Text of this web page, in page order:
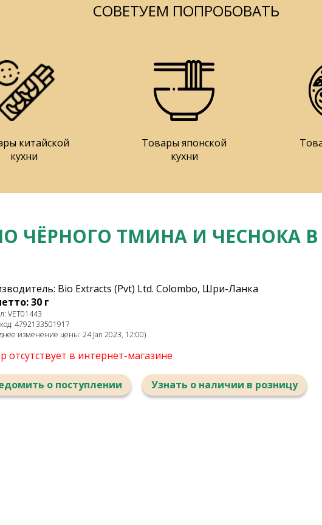
СОВЕТУЕМ ПОПРОБОВАТЬ
китайской
кухни
Товары японской
кухни
ЧЁРНОГО ТМИНА И ЧЕСНОКА
Bio Extracts (Pvt) Ltd. Colombo, Шри-Ланка
30 г
VET01443
4792133501917
изменение цены: 24 Jan 2023, 12:00)
отсутствует в интернет-магазине
о поступлении Узнать о наличии в розницу